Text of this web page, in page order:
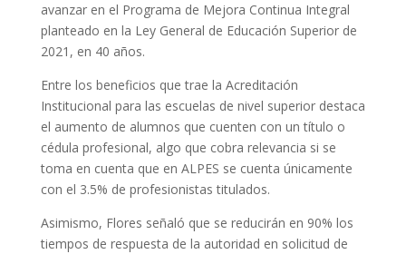
avanzar en el Programa de Mejora Continua Integral
planteado en la Ley General de Educación Superior de
2021, en 40 años.
Entre los beneficios que trae la Acreditación
Institucional para las escuelas de nivel superior destaca
el aumento de alumnos que cuenten con un título o
cédula profesional, algo que cobra relevancia si se
toma en cuenta que en ALPES se cuenta únicamente
con el 3.5% de profesionistas titulados.
Asimismo, Flores señaló que se reducirán en 90% los
tiempos de respuesta de la autoridad en solicitud de